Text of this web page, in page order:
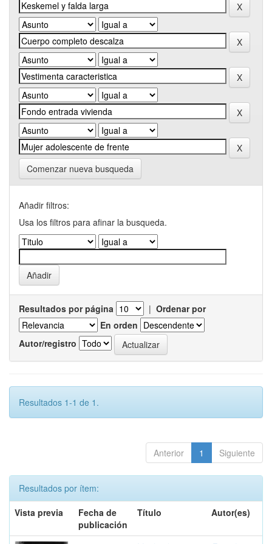
Comenzar nueva busqueda
Añadir filtros:
Usa los filtros para afinar la busqueda.
Resultados por página | Ordenar por
En orden
Autor/registro
Resultados 1-1 de 1.
Anterior 1 Siguiente
Resultados por ítem:
Vista previa
Fecha de
publicación
Título Autor(es)